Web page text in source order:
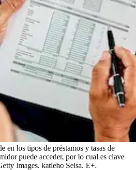
en los tipos de préstamos y tasas de
puede acceder, por lo cual es clave
Images. katleho Seisa. E+.